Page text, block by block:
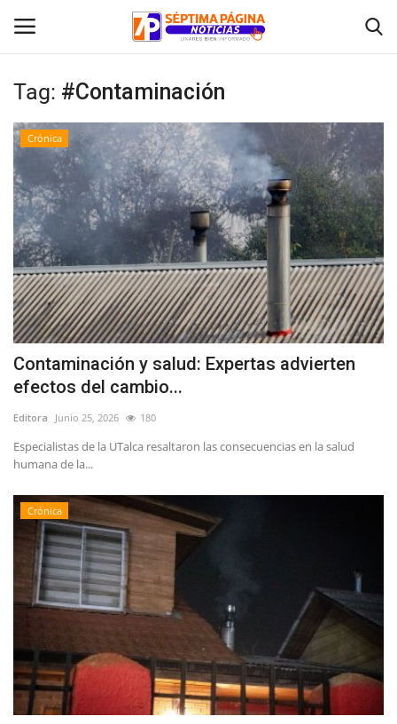
Inicio
Crónica
Policial
Tribunales
Deporte
Política
Espectáculos
Tag: #Contaminación
Crónica
Contaminación y salud: Expertas advierten
efectos del cambio...
Editora Junio 25, 2026 180
Especialistas de la UTalca resaltaron las consecuencias en la salud
humana de la...
Crónica